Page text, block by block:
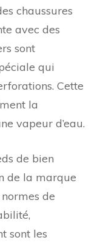
chaussures
avec des
sont
qui
Cette
la
vapeur d’eau.
de bien
de la marque
de
sont les